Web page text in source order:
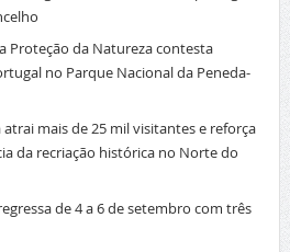
Proteção da Natureza contesta
no Parque Nacional da Peneda-
atrai mais de 25 mil visitantes e reforça
da recriação histórica no Norte do
de 4 a 6 de setembro com três